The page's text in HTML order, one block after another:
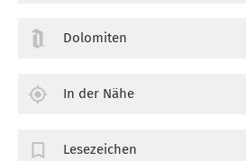
Dolomiten
In der Nähe
Lesezeichen